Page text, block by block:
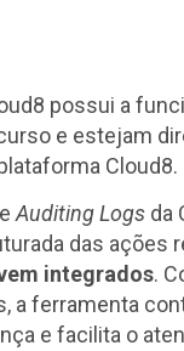
possui a
e estejam
Cloud8.
Auditing Logs da
das ações
integrados.
a ferramenta
e facilita o